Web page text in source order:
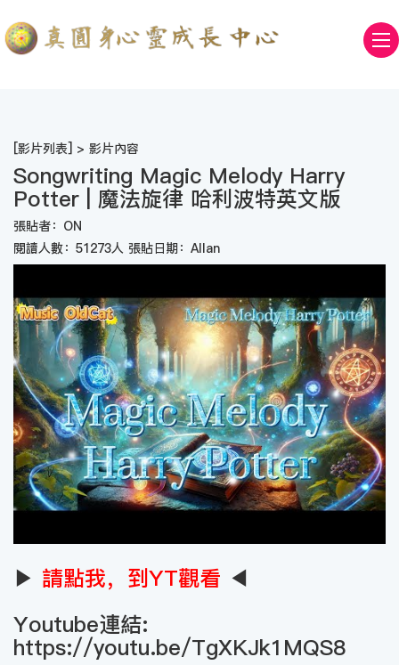
[影片列表] > 影片內容
Songwriting Magic Melody Harry
Potter | 魔法旋律 哈利波特英文版
張貼者：ON
閱讀人數：51273人 張貼日期：Allan
▶ 請點我，到YT觀看 ◀
Youtube連結:
https://youtu.be/TgXKJk1MQS8